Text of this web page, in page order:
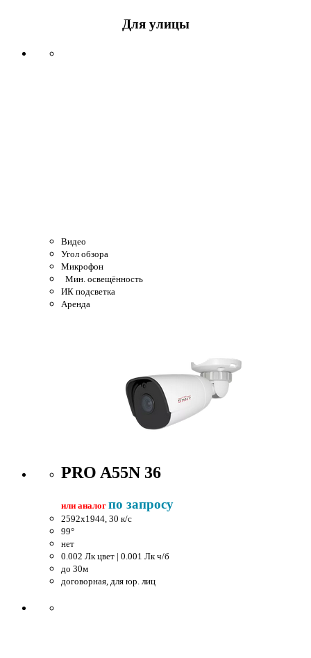
Для улицы
Видео
Угол обзора
Микрофон
Мин. освещённость
ИК подсветка
Аренда
PRO A55N 36
или аналог по запросу
2592x1944, 30 к/c
99°
нет
0.002 Лк цвет | 0.001 Лк ч/б
до 30м
договорная, для юр. лиц